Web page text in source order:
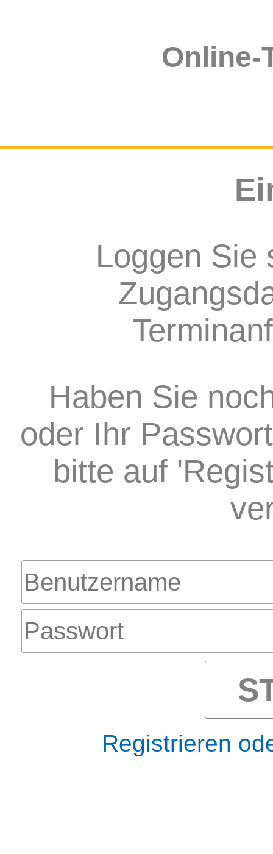
Online-
Loggen Sie
Haben Sie
oder Ihr
bitte auf
Registrieren